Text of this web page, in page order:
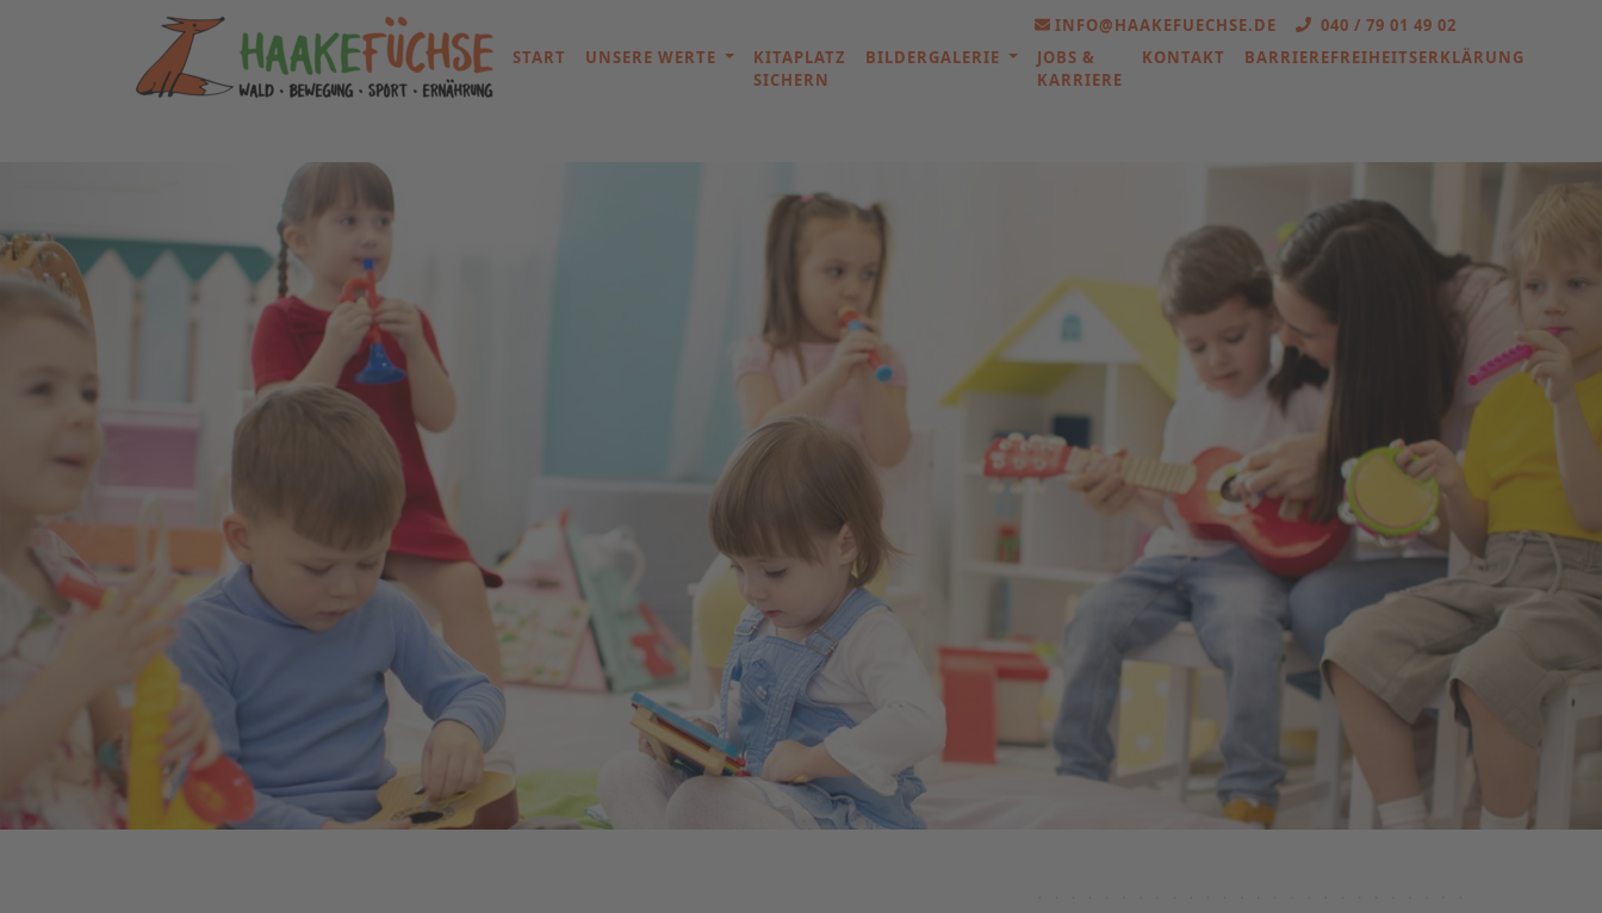
INFO@HAAKEFUECHSE.DE
040 / 79 01 49 02
START
UNSERE WERTE
KITAPLATZ
SICHERN
BILDERGALERIE
JOBS &
KARRIERE
KONTAKT BARRIEREFREIHEITSERKLÄRUNG